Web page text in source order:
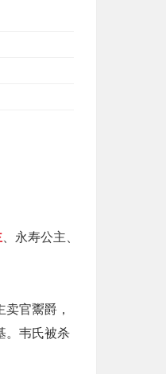
、永寿公主、
官鬻爵，
。韦氏被杀